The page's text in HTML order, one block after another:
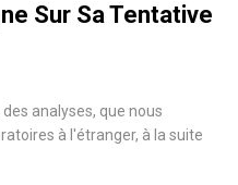
Sur Sa Tentative
analyses, que nous
à l'étranger, à la suite